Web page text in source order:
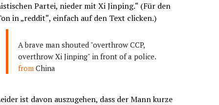
Partei, nieder mit Xi Jinping.“ (Für den
in „reddit“, einfach auf den Text clicken.)
A brave man shouted "overthrow CCP,
overthrow Xi Jinping" in front of a police.
fromChina
ist davon auszugehen, dass der Mann kurze